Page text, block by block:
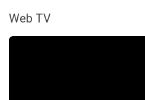
Web TV